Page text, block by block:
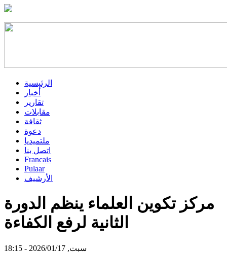
الرئيسية
أخبار
تقارير
مقابلات
ثقافة
دعوة
ملتميديا
اتصل بنا
Francais
Pulaar
الأرشيف
مركز تكوين العلماء ينظم الدورة
الثانية لرفع الكفاءة
سبت, 2026/01/17 - 18:15